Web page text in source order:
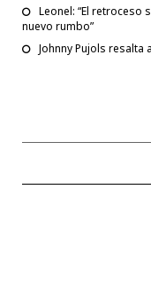
Leonel: “El retroceso
nuevo rumbo”
Johnny Pujols resalta